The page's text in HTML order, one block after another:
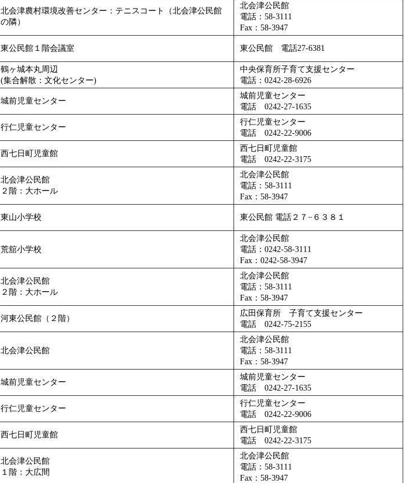
北会津農村環境改善センター：テニスコート（北会津公民館
の隣）
北会津公民館
電話：58-3111
Fax：58-3947
東公民館１階会議室 東公民館 電話27-6381
鶴ヶ城本丸周辺
(集合解散：文化センター)
中央保育所子育て支援センター
電話：0242-28-6926
城前児童センター
城前児童センター
電話 0242-27-1635
行仁児童センター
行仁児童センター
電話 0242-22-9006
西七日町児童館
西七日町児童館
電話 0242-22-3175
北会津公民館
２階：大ホール
北会津公民館
電話：58-3111
Fax：58-3947
東山小学校 東公民館 電話２７−６３８１
荒舘小学校
北会津公民館
電話：0242-58-3111
Fax：0242-58-3947
北会津公民館
２階：大ホール
北会津公民館
電話：58-3111
Fax：58-3947
河東公民館（２階）
広田保育所 子育て支援センター
電話 0242-75-2155
北会津公民館
北会津公民館
電話：58-3111
Fax：58-3947
城前児童センター
城前児童センター
電話 0242-27-1635
行仁児童センター
行仁児童センター
電話 0242-22-9006
西七日町児童館
西七日町児童館
電話 0242-22-3175
北会津公民館
１階：大広間
北会津公民館
電話：58-3111
Fax：58-3947